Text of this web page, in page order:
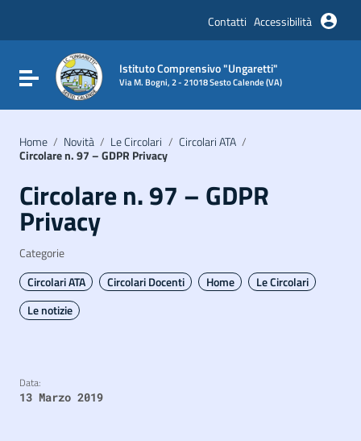
Vai al footer
Contatti Accessibilità
Attiva / disattiva la navigazione
Istituto Comprensivo "Ungaretti"
Via M. Bogni, 2 - 21018 Sesto Calende (VA)
Home / Novità / Le Circolari / Circolari ATA /
Circolare n. 97 – GDPR Privacy
Circolare n. 97 – GDPR
Privacy
Categorie
Circolari ATA
Circolari Docenti Home
Le Circolari
Le notizie
Data:
13 Marzo 2019